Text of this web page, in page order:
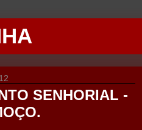
SENHORIAL -